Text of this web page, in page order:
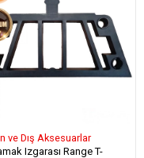
ve Dış Aksesuarlar
Izgarası Range T-